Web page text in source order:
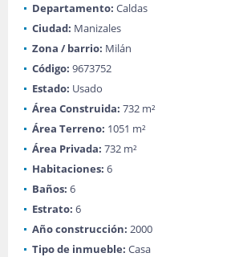
Departamento: Caldas
Ciudad: Manizales
Zona / barrio: Milán
Código: 9673752
Estado: Usado
Área Construida: 732 m²
Área Terreno: 1051 m²
Área Privada: 732 m²
Habitaciones: 6
Baños: 6
Estrato: 6
Año construcción: 2000
Tipo de inmueble: Casa